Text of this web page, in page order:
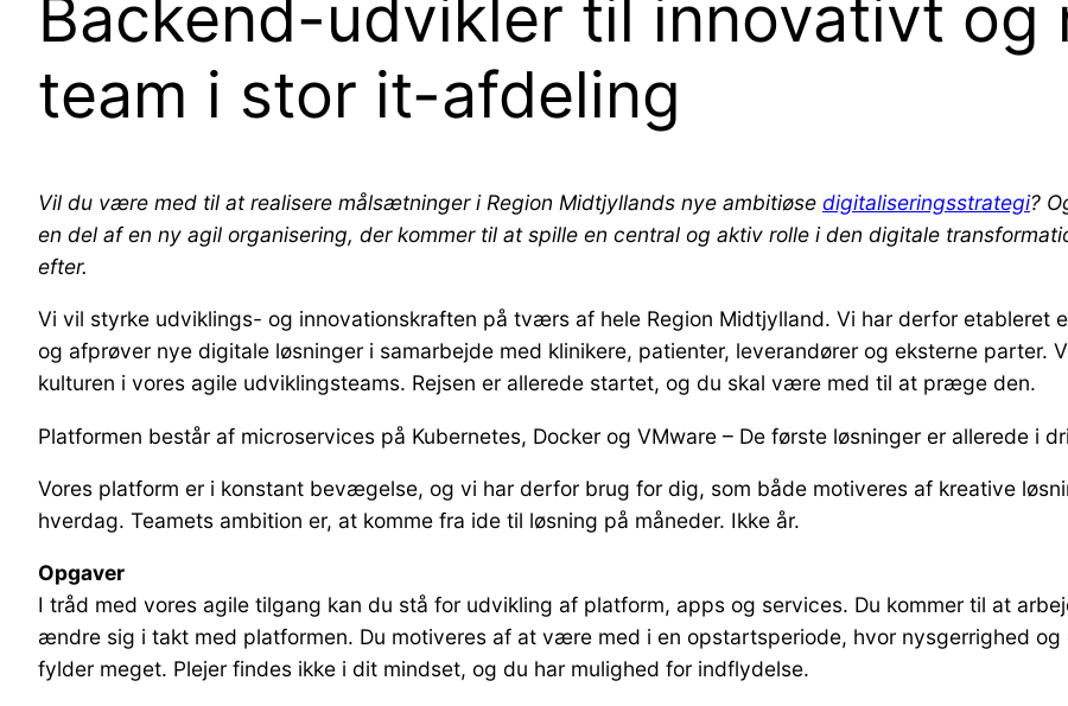
Backend-udvikler til innovativt og
team i stor it-afdeling
Vil du være med til at realisere målsætninger i Region Midtjyllands nye ambitiøse digitaliseringsstrategi?
en del af en ny agil organisering, der kommer til at spille en central og aktiv rolle i den digitale
efter.
Vi vil styrke udviklings- og innovationskraften på tværs af hele Region Midtjylland. Vi har derfor etableret
og afprøver nye digitale løsninger i samarbejde med klinikere, patienter, leverandører og eksterne parter.
kulturen i vores agile udviklingsteams. Rejsen er allerede startet, og du skal være med til at præge den.
Platformen består af microservices på Kubernetes, Docker og VMware – De første løsninger er allerede i
Vores platform er i konstant bevægelse, og vi har derfor brug for dig, som både motiveres af kreative
hverdag. Teamets ambition er, at komme fra ide til løsning på måneder. Ikke år.
Opgaver
I tråd med vores agile tilgang kan du stå for udvikling af platform, apps og services. Du kommer til at
ændre sig i takt med platformen. Du motiveres af at være med i en opstartsperiode, hvor nysgerrighed
fylder meget. Plejer findes ikke i dit mindset, og du har mulighed for indflydelse.